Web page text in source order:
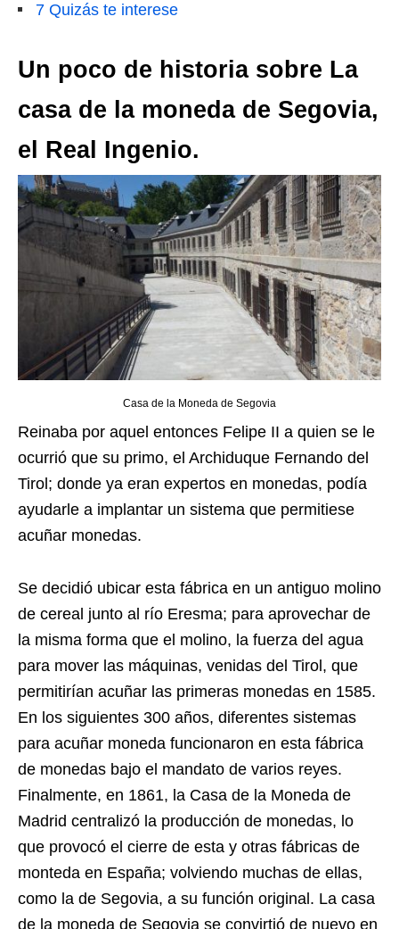
7 Quizás te interese
Un poco de historia sobre La
casa de la moneda de Segovia,
el Real Ingenio.
Casa de la Moneda de Segovia
Reinaba por aquel entonces Felipe II a quien se le
ocurrió que su primo, el Archiduque Fernando del
Tirol; donde ya eran expertos en monedas, podía
ayudarle a implantar un sistema que permitiese
acuñar monedas.
Se decidió ubicar esta fábrica en un antiguo molino
de cereal junto al río Eresma; para aprovechar de
la misma forma que el molino, la fuerza del agua
para mover las máquinas, venidas del Tirol, que
permitirían acuñar las primeras monedas en 1585.
En los siguientes 300 años, diferentes sistemas
para acuñar moneda funcionaron en esta fábrica
de monedas bajo el mandato de varios reyes.
Finalmente, en 1861, la Casa de la Moneda de
Madrid centralizó la producción de monedas, lo
que provocó el cierre de esta y otras fábricas de
monteda en España; volviendo muchas de ellas,
como la de Segovia, a su función original. La casa
de la moneda de Segovia se convirtió de nuevo en